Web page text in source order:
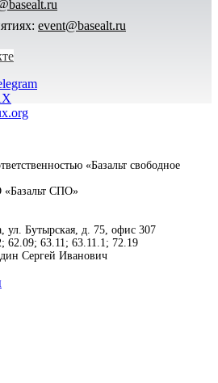
event@basealt.ru
«Базальт свободное
СПО»
ул. Бутырская, д. 75, офис 307
62.09; 63.11; 63.11.1; 72.19
Сергей Иванович